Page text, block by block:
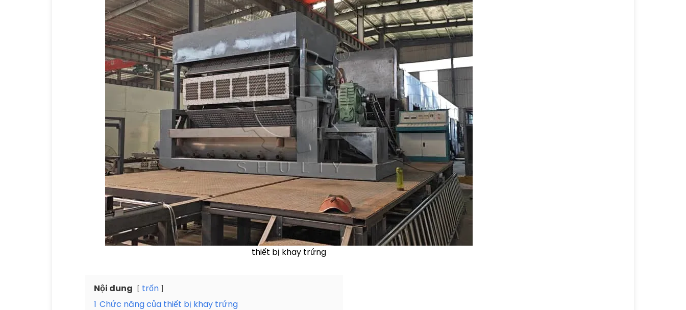
thiết bị khay trứng
Nội dung
trốn
1 Chức năng của thiết bị khay trứng